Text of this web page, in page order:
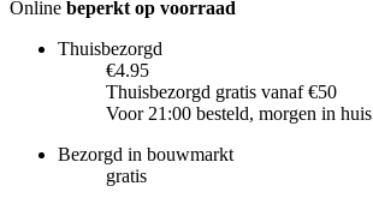
Online beperkt op voorraad
Thuisbezorgd
€4.95
Thuisbezorgd gratis vanaf €50
Voor 21:00 besteld, morgen in huis
Bezorgd in bouwmarkt
gratis